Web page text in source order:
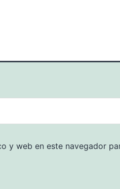
y web en este navegador